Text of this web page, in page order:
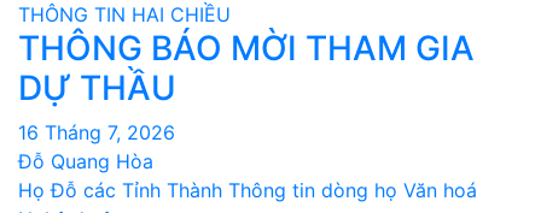
THÔNG TIN HAI CHIỀU
THÔNG BÁO MỜI THAM GIA
DỰ THẦU
16 Tháng 7, 2026
Đỗ Quang Hòa
Họ Đỗ các Tỉnh Thành Thông tin dòng họ Văn hoá